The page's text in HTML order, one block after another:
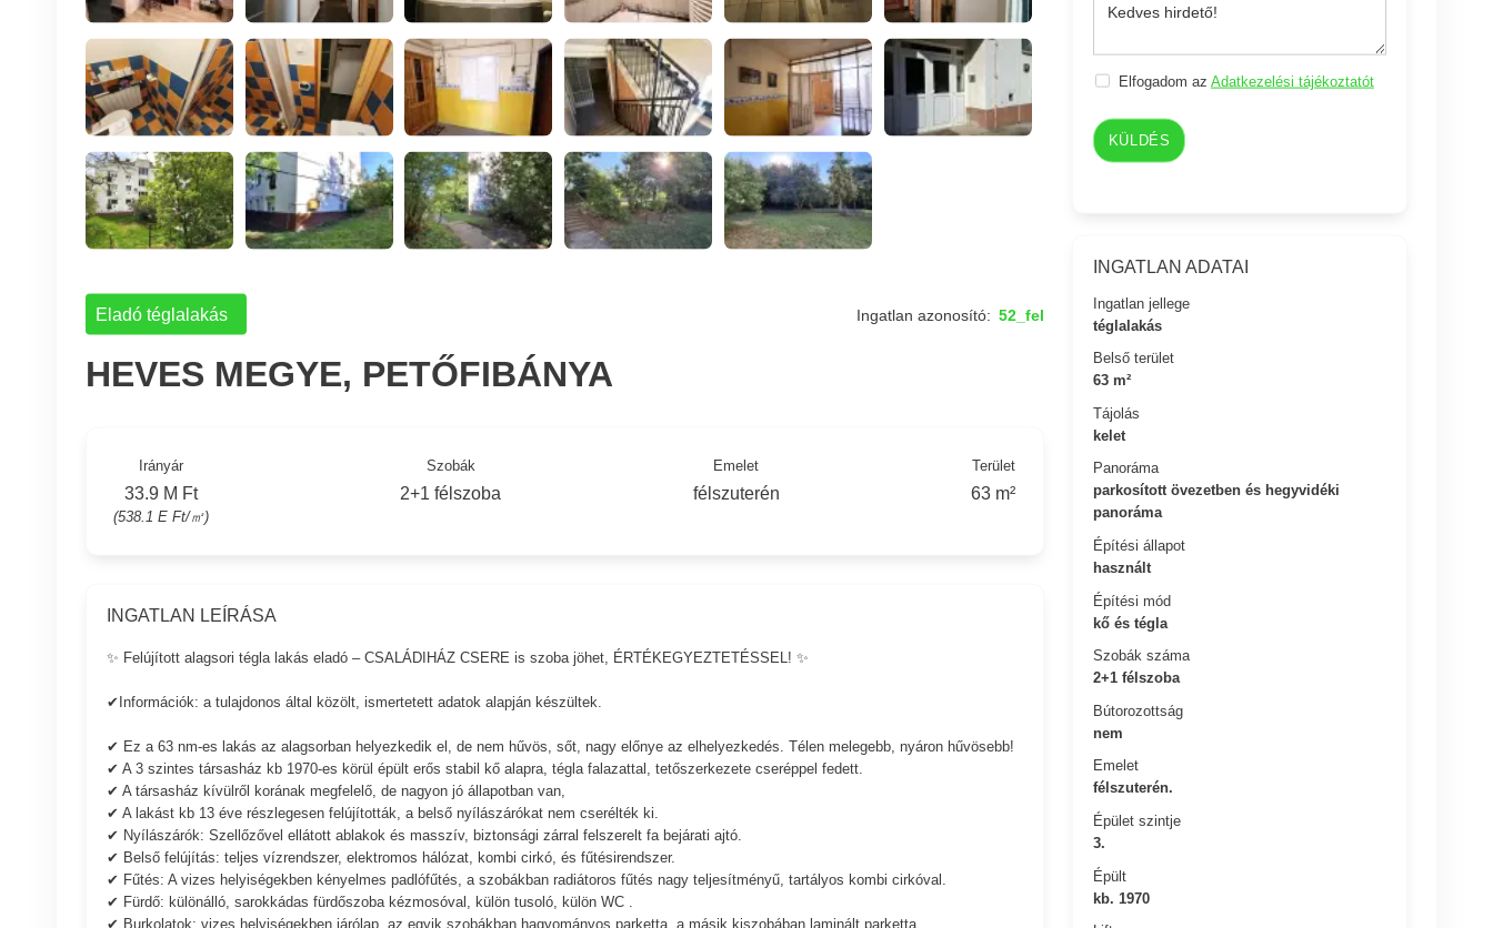
Elfogadom az Adatkezelési tájékoztatót
KÜLDÉS
INGATLAN ADATAI
Ingatlan jellege
téglalakás
Belső terület
63 m²
Tájolás
kelet
Panoráma
parkosított övezetben és hegyvidéki
panoráma
Építési állapot
használt
Építési mód
kő és tégla
Szobák száma
2+1 félszoba
Bútorozottság
nem
Emelet
félszuterén.
Épület szintje
3.
Épült
kb. 1970
Eladó téglalakás Ingatlan azonosító: 52_fel
HEVES MEGYE, PETŐFIBÁNYA
Irányár
33.9 M Ft
(538.1 E Ft/㎡)
Szobák
2+1 félszoba
Emelet
félszuterén
Terület
63 m²
INGATLAN LEÍRÁSA
✨ Felújított alagsori tégla lakás eladó – CSALÁDIHÁZ CSERE is szoba jöhet, ÉRTÉKEGYEZTETÉSSEL! ✨
✔Információk: a tulajdonos által közölt, ismertetett adatok alapján készültek.
✔ Ez a 63 nm-es lakás az alagsorban helyezkedik el, de nem hűvös, sőt, nagy előnye az elhelyezkedés. Télen melegebb, nyáron hűvösebb!
✔ A 3 szintes társasház kb 1970-es körül épült erős stabil kő alapra, tégla falazattal, tetőszerkezete cseréppel fedett.
✔ A társasház kívülről korának megfelelő, de nagyon jó állapotban van,
✔ A lakást kb 13 éve részlegesen felújították, a belső nyílászárókat nem cserélték ki.
✔ Nyílászárók: Szellőzővel ellátott ablakok és masszív, biztonsági zárral felszerelt fa bejárati ajtó.
✔ Belső felújítás: teljes vízrendszer, elektromos hálózat, kombi cirkó, és fűtésirendszer.
✔ Fűtés: A vizes helyiségekben kényelmes padlófűtés, a szobákban radiátoros fűtés nagy teljesítményű, tartályos kombi cirkóval.
✔ Fürdő: különálló, sarokkádas fürdőszoba kézmosóval, külön tusoló, külön WC .
✔ Burkolatok: vizes helyiségekben járólap, az egyik szobákban hagyományos parketta, a másik kiszobában laminált parketta.